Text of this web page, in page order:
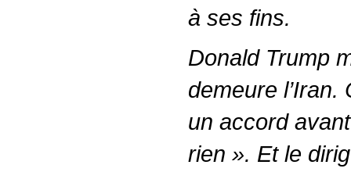
à ses fins.
Donald Trump
demeure
un accord
rien ». Et le